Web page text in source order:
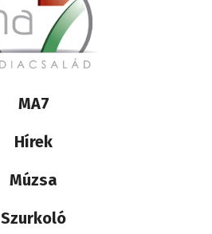
Lábléc
médiacsalád
MA7
Hírek
Múzsa
Szurkoló